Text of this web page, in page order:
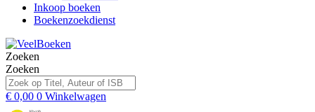
Inkoop boeken
Boekenzoekdienst
Zoeken
Zoeken
€ 0,00 0 Winkelwagen